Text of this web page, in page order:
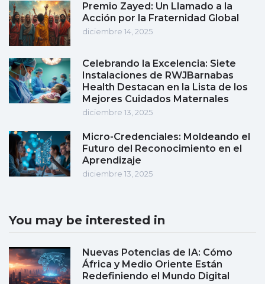
Premio Zayed: Un Llamado a la
Acción por la Fraternidad Global
diciembre 14, 2025
Celebrando la Excelencia: Siete
Instalaciones de RWJBarnabas
Health Destacan en la Lista de los
Mejores Cuidados Maternales
diciembre 13, 2025
Micro-Credenciales: Moldeando el
Futuro del Reconocimiento en el
Aprendizaje
diciembre 13, 2025
You may be interested in
Nuevas Potencias de IA: Cómo
África y Medio Oriente Están
Redefiniendo el Mundo Digital